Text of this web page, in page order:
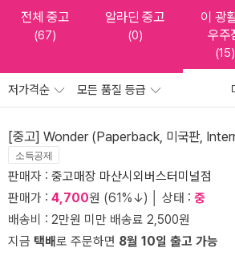
전체 중고
(67)
알라딘 중고
(0)
이 광
우주
(15)
저가격순 모든 품질 등급
[중고] Wonder (Paperback, 미국판,
소득공제
판매자 : 중고매장 마산시외버스터미널점
판매가 : 4,700원 (61%↓) │ 상태 : 중
배송비 : 2만원 미만 배송료 2,500원
지금 택배로 주문하면 8월 10일 출고 가능